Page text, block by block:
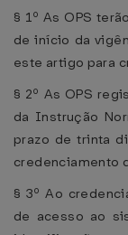
§ 1º As OPS
de início da
este artigo para
§ 2º As OPS
da Instrução
prazo de trinta
credenciamento
§ 3º Ao
de acesso ao